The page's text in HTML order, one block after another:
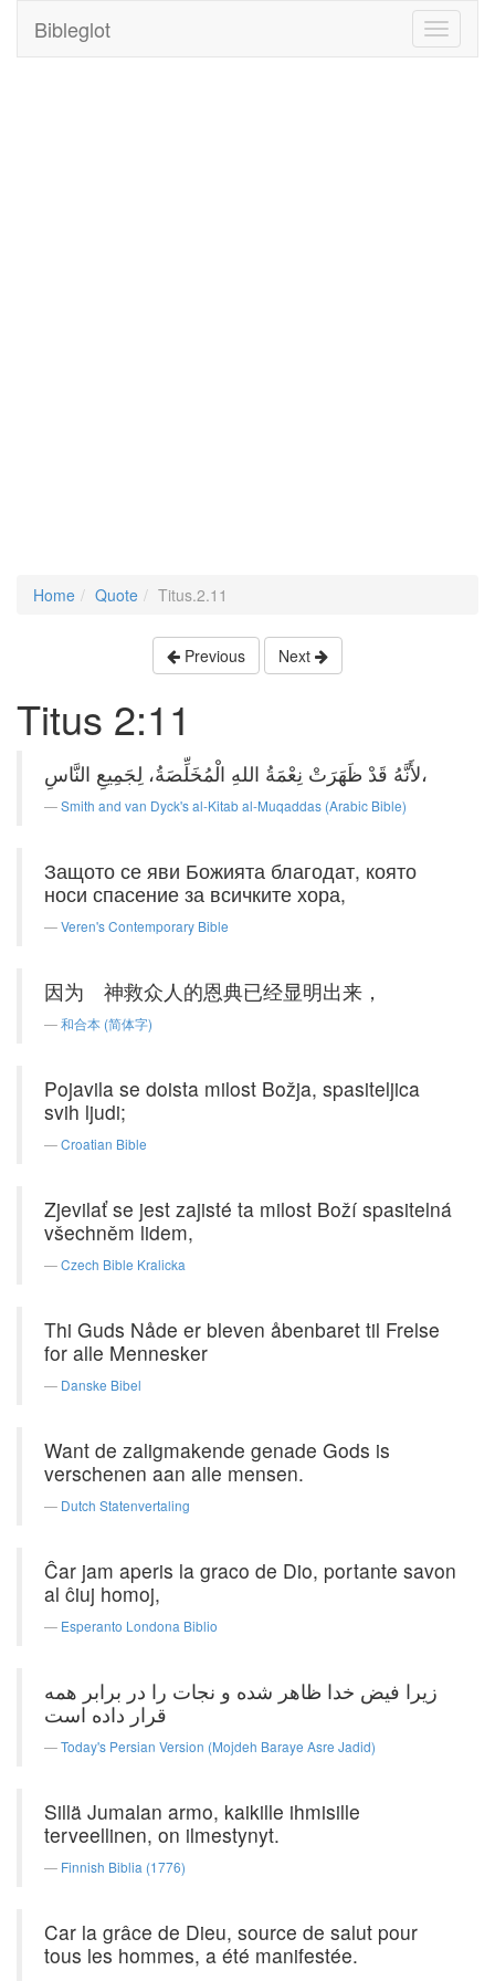
Toggle
Bibleglot
Home Quote Titus.2.11
Previous Next
Titus 2:11
لأَنَّهُ قَدْ ظَهَرَتْ نِعْمَةُ اللهِ الْمُخَلِّصَةُ، لِجَمِيعِ النَّاسِ،
Smith and van Dyck's al-Kitab al-Muqaddas (Arabic Bible)
Защото се яви Божията благодат, която
носи спасение за всичките хора,
Veren's Contemporary Bible
因为 神救众人的恩典已经显明出来，
和合本 (简体字)
Pojavila se doista milost Božja, spasiteljica
svih ljudi;
Croatian Bible
Zjevilať se jest zajisté ta milost Boží spasitelná
všechněm lidem,
Czech Bible Kralicka
Thi Guds Nåde er bleven åbenbaret til Frelse
for alle Mennesker
Danske Bibel
Want de zaligmakende genade Gods is
verschenen aan alle mensen.
Dutch Statenvertaling
Ĉar jam aperis la graco de Dio, portante savon
al ĉiuj homoj,
Esperanto Londona Biblio
زیرا فیض خدا ظاهر شده و نجات را در برابر همه
قرار داده است
Today's Persian Version (Mojdeh Baraye Asre Jadid)
Sillä Jumalan armo, kaikille ihmisille
terveellinen, on ilmestynyt.
Finnish Biblia (1776)
Car la grâce de Dieu, source de salut pour
tous les hommes, a été manifestée.